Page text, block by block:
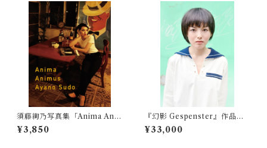
須藤絢乃写真集「Anima Ani
mus」（金子國義の部屋）普
及版
¥3,850
『幻影 Gespenster』作品プ
リント付き限定エディション
"K.N."(セーラー服)
¥33,000